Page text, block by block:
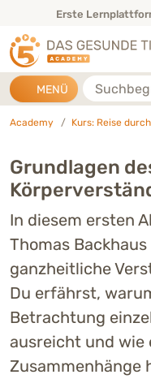
HAUPTMENÜ
Erste
MENÜ Suche
Academy Kurs: Reise
Grundlagen
In diesem ersten
Thomas
ganzheitliche
Du erfährst,
Betrachtung
ausreicht und wie
Zusammenhänge